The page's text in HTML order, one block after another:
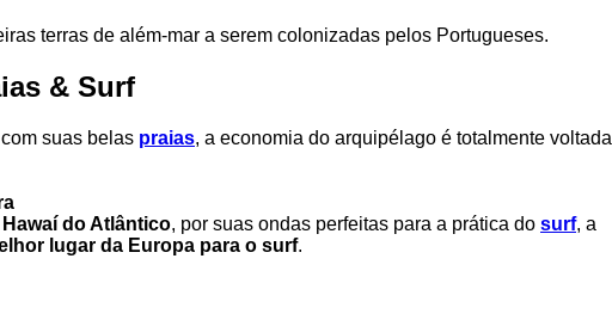
terras de além-mar a serem colonizadas pelos Portugueses.
& Surf
suas belas praias, a economia do arquipélago é totalmente voltada
Hawaí do Atlântico, por suas ondas perfeitas para a prática do surf, a
lugar da Europa para o surf.